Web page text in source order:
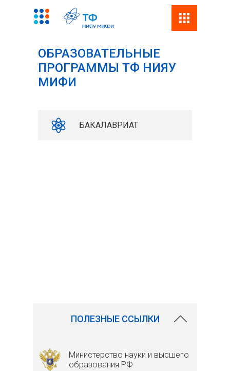
ОБРАЗОВАТЕЛЬНЫЕ
ПРОГРАММЫ ТФ НИЯУ
МИФИ
БАКАЛАВРИАТ
ПОЛЕЗНЫЕ ССЫЛКИ
Министерство науки и высшего
образования РФ